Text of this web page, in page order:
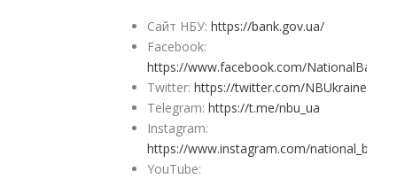
Сайт НБУ: https://bank.gov.ua/
Facebook:
https://www.facebook.com/
Twitter: https://twitter.com/NBUkraine
Telegram: https://t.me/nbu_ua
Instagram:
https://www.instagram.com/
YouTube: